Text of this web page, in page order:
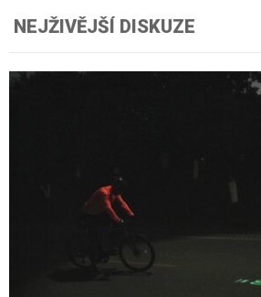
NEJŽIVĚJŠÍ DISKUZE